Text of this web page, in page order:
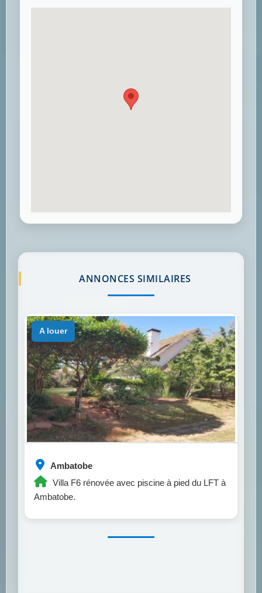
ANNONCES SIMILAIRES
Ambatobe
Villa F6 rénovée avec piscine à pied du LFT à
Ambatobe.
a louer